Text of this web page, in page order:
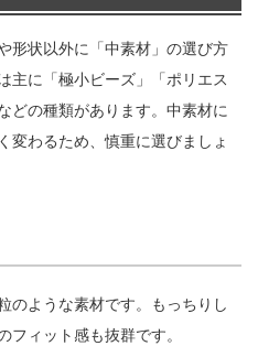
形状以外に「中素材」の選び方
主に「極小ビーズ」「ポリエス
どの種類があります。中素材に
変わるため、慎重に選びましょ
のような素材です。もっちりし
フィット感も抜群です。